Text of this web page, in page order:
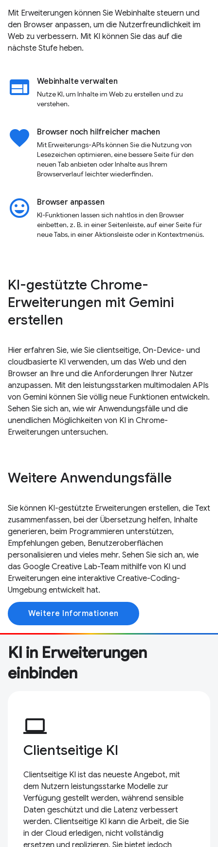
Mit Erweiterungen können Sie Webinhalte steuern und
den Browser anpassen, um die Nutzerfreundlichkeit im
Web zu verbessern. Mit KI können Sie das auf die
nächste Stufe heben.
web Webinhalte verwalten
Nutze KI, um Inhalte im Web zu erstellen und zu
verstehen.
favorite Browser noch hilfreicher machen
Mit Erweiterungs-APIs können Sie die Nutzung von
Lesezeichen optimieren, eine bessere Seite für den
neuen Tab anbieten oder Inhalte aus Ihrem
Browserverlauf leichter wiederfinden.
insert_emoticon Browser anpassen
KI-Funktionen lassen sich nahtlos in den Browser
einbetten, z. B. in einer Seitenleiste, auf einer Seite für
neue Tabs, in einer Aktionsleiste oder in Kontextmenüs.
KI-gestützte Chrome-
Erweiterungen mit Gemini
erstellen
Hier erfahren Sie, wie Sie clientseitige, On-Device- und
cloudbasierte KI verwenden, um das Web und den
Browser an Ihre und die Anforderungen Ihrer Nutzer
anzupassen. Mit den leistungsstarken multimodalen APIs
von Gemini können Sie völlig neue Funktionen entwickeln.
Sehen Sie sich an, wie wir Anwendungsfälle und die
unendlichen Möglichkeiten von KI in Chrome-
Erweiterungen untersuchen.
Weitere Anwendungsfälle
Sie können KI-gestützte Erweiterungen erstellen, die Text
zusammenfassen, bei der Übersetzung helfen, Inhalte
generieren, beim Programmieren unterstützen,
Empfehlungen geben, Benutzeroberflächen
personalisieren und vieles mehr. Sehen Sie sich an, wie
das Google Creative Lab-Team mithilfe von KI und
Erweiterungen eine interaktive Creative-Coding-
Umgebung entwickelt hat.
Weitere Informationen
KI in Erweiterungen
einbinden
computer
Clientseitige KI
Clientseitige KI ist das neueste Angebot, mit
dem Nutzern leistungsstarke Modelle zur
Verfügung gestellt werden, während sensible
Daten geschützt und die Latenz verbessert
werden. Clientseitige KI kann die Arbeit, die Sie
in der Cloud erledigen, nicht vollständig
ersetzen und replizieren. Sie bietet jedoch